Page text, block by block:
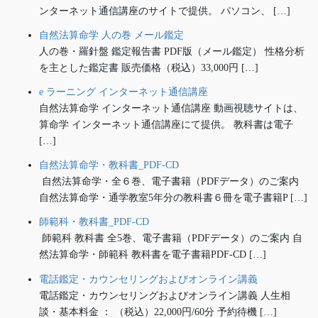
ンターネット通信講座のサイトで提供。 パソコン、 […]
自然法算命学 人の巻 メール鑑定
人の巻・羅針盤 鑑定報告書 PDF版（メール鑑定） 性格分析
を主とした鑑定書 販売価格（税込）33,000円 […]
e ラーニング インターネット通信講座
自然法算命学 インターネット通信講座 動画視聴サイトは、
算命学 インターネット通信講座にて提供。 教科書は電子
[…]
自然法算命学・教科書_PDF-CD
自然法算命学・全６巻、電子書籍（PDFデータ）のご案内
自然法算命学・通学教室5年分の教科書６冊を電子書籍P […]
師範科・教科書_PDF-CD
師範科 教科書 全5巻、電子書籍（PDFデータ）のご案内 自
然法算命学・師範科 教科書を電子書籍PDF-CD […]
電話鑑定・カウンセリングおよびオンライン講義
電話鑑定・カウンセリングおよびオンライン講義 人生相
談・基本料金 ： （税込）22,000円/60分 予約待機 […]